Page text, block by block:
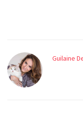
Guilaine